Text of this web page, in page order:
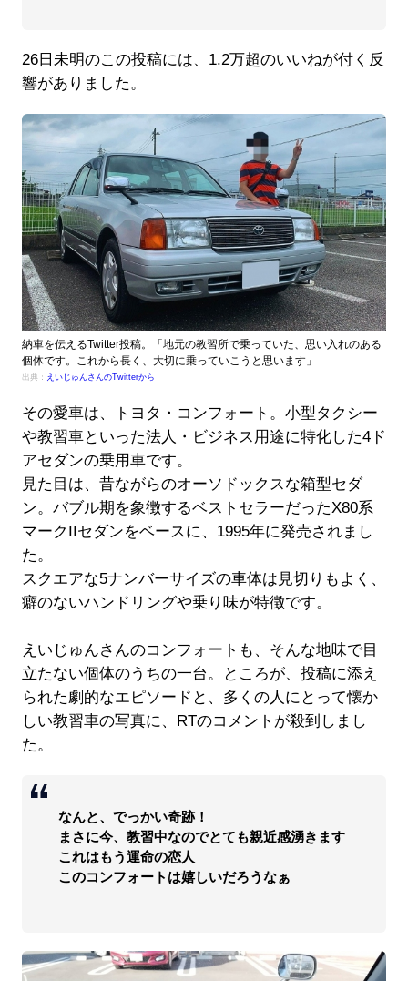
26日未明のこの投稿には、1.2万超のいいねが付く反
響がありました。
納車を伝えるTwitter投稿。「地元の教習所で乗っていた、思い入れのある
個体です。これから長く、大切に乗っていこうと思います」
出典： えいじゅんさんのTwitterから
その愛車は、トヨタ・コンフォート。小型タクシー
や教習車といった法人・ビジネス用途に特化した4ド
アセダンの乗用車です。
見た目は、昔ながらのオーソドックスな箱型セダ
ン。バブル期を象徴するベストセラーだったX80系
マークIIセダンをベースに、1995年に発売されまし
た。
スクエアな5ナンバーサイズの車体は見切りもよく、
癖のないハンドリングや乗り味が特徴です。
えいじゅんさんのコンフォートも、そんな地味で目
立たない個体のうちの一台。ところが、投稿に添え
られた劇的なエピソードと、多くの人にとって懐か
しい教習車の写真に、RTのコメントが殺到しまし
た。
なんと、でっかい奇跡！
まさに今、教習中なのでとても親近感湧きます
これはもう運命の恋人
このコンフォートは嬉しいだろうなぁ